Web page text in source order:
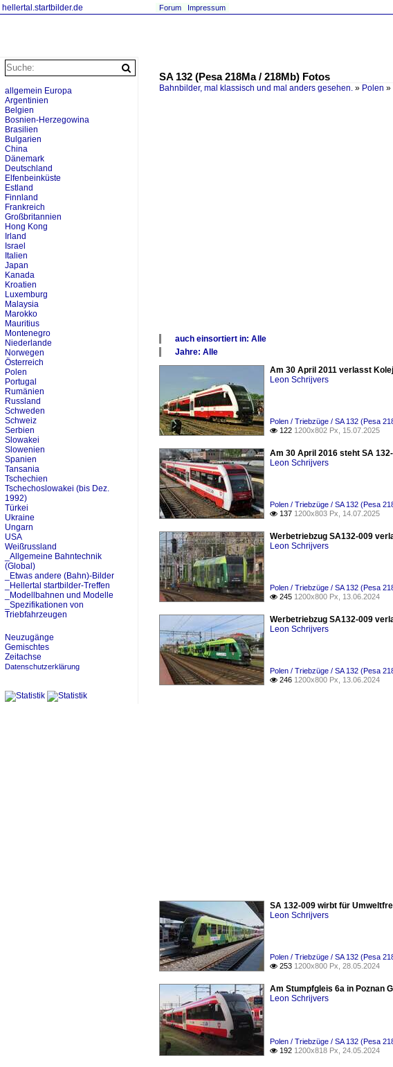
hellertal.startbilder.de Forum Impressum
SA 132 (Pesa 218Ma / 218Mb) Fotos
Bahnbilder, mal klassisch und mal anders gesehen. » Polen »
auch einsortiert in: Alle
Jahre: Alle
2020
Am 30 April 2011 verlasst
Leon Schrijvers
Polen / Triebzüge / SA 132 (Pesa
 122 1200x802 Px, 15.07.2025
Am 30 April 2016 steht SA
Leon Schrijvers
Polen / Triebzüge / SA 132 (Pesa
 137 1200x803 Px, 14.07.2025
Werbetriebzug SA132-009
Leon Schrijvers
Polen / Triebzüge / SA 132 (Pesa
 245 1200x800 Px, 13.06.2024
Werbetriebzug SA132-009
Leon Schrijvers
Polen / Triebzüge / SA 132 (Pesa
 246 1200x800 Px, 13.06.2024
SA 132-009 wirbt für
Leon Schrijvers
Polen / Triebzüge / SA 132 (Pesa
 253 1200x800 Px, 28.05.2024
Am Stumpfgleis 6a in Poznan
Leon Schrijvers
Polen / Triebzüge / SA 132 (Pesa
 192 1200x818 Px, 24.05.2024
allgemein Europa
Argentinien
Belgien
Bosnien-Herzegowina
Brasilien
Bulgarien
China
Dänemark
Deutschland
Elfenbeinküste
Estland
Finnland
Frankreich
Großbritannien
Hong Kong
Irland
Israel
Italien
Japan
Kanada
Kroatien
Luxemburg
Malaysia
Marokko
Mauritius
Montenegro
Niederlande
Norwegen
Österreich
Polen
Portugal
Rumänien
Russland
Schweden
Schweiz
Serbien
Slowakei
Slowenien
Spanien
Tansania
Tschechien
Tschechoslowakei (bis Dez.
1992)
Türkei
Ukraine
Ungarn
USA
Weißrussland
_Allgemeine Bahntechnik
(Global)
_Etwas andere (Bahn)-Bilder
_Hellertal startbilder-Treffen
_Modellbahnen und Modelle
_Spezifikationen von
Triebfahrzeugen
Neuzugänge
Gemischtes
Zeitachse
Datenschutzerklärung